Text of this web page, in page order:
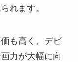
れます。
も高く、デビ
力が大幅に向